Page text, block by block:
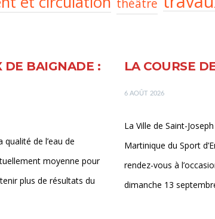
théâtre
DE BAIGNADE :
qualité de l’eau de
moyenne pour
plus de résultats du
LA COURSE
6 AOÛT 2026
La Ville de Saint-
Martinique du Sport
rendez-vous à
dimanche 13